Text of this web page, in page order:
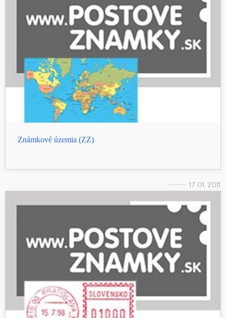
Známkové územia (ZZ)
17. 01. 2011